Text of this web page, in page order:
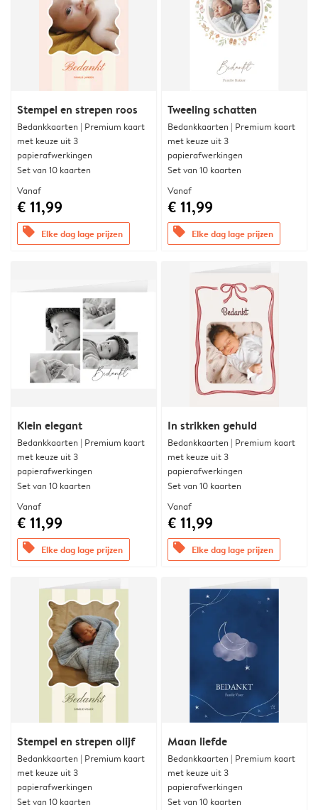
Stempel en strepen roos
Bedankkaarten | Premium kaart
met keuze uit 3
papierafwerkingen
Set van 10 kaarten
Vanaf
€ 11,99
offers Elke dag lage prijzen
Tweeling schatten
Bedankkaarten | Premium kaart
met keuze uit 3
papierafwerkingen
Set van 10 kaarten
Vanaf
€ 11,99
offers Elke dag lage prijzen
Klein elegant
Bedankkaarten | Premium kaart
met keuze uit 3
papierafwerkingen
Set van 10 kaarten
Vanaf
€ 11,99
offers Elke dag lage prijzen
In strikken gehuld
Bedankkaarten | Premium kaart
met keuze uit 3
papierafwerkingen
Set van 10 kaarten
Vanaf
€ 11,99
offers Elke dag lage prijzen
Stempel en strepen olijf
Bedankkaarten | Premium kaart
met keuze uit 3
papierafwerkingen
Set van 10 kaarten
Maan liefde
Bedankkaarten | Premium kaart
met keuze uit 3
papierafwerkingen
Set van 10 kaarten